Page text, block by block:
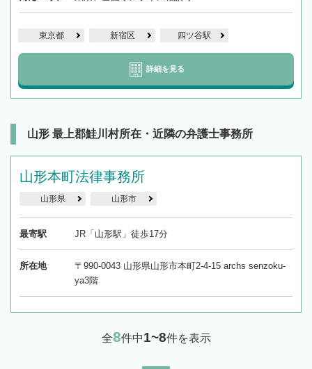
東京都 新宿区 四ツ谷駅
詳細を見る
山形 最上郡鮭川村所在・近隣の弁護士事務所
山形本町法律事務所
山形県 山形市
最寄駅 JR「山形駅」徒歩17分
所在地
〒990-0043 山形県山形市本町2-4-15 archs senzoku-
ya3階
全8件中1~8件を表示